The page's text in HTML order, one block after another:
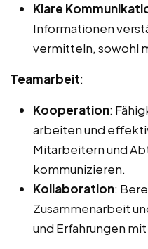
Klare
Informationen
vermitteln, sowohl
Teamarbeit:
Kooperation:
arbeiten und
Mitarbeitern und
kommunizieren.
Kollaboration:
Zusammenarbeit
und Erfahrungen